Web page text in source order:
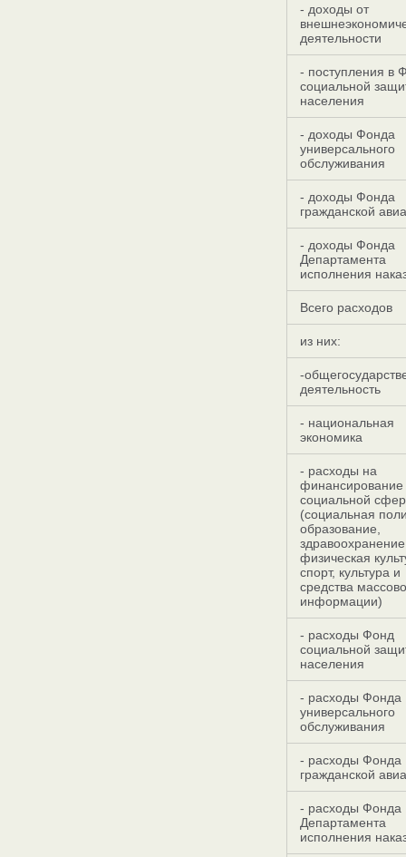
- доходы от
деятельности
- поступления в
социальной
населения
- доходы Фонда
универсального
обслуживания
- доходы Фонда
гражданской
- доходы Фонда
Департамента
исполнения
Всего расходов
из них:
-
деятельность
- национальная
экономика
- расходы на
финансирование
социальной
(социальная
образование,
физическая
спорт, культура и
средства
информации)
- расходы Фонд
социальной
населения
- расходы Фонда
универсального
обслуживания
- расходы Фонда
гражданской
- расходы Фонда
Департамента
исполнения